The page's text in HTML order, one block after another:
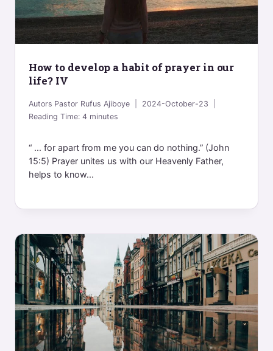
How to develop a habit of prayer in our
life? IV
Autors Pastor Rufus Ajiboye
2024-October-23
Reading Time:4 minutes
“ ... for apart from me you can do nothing.” (John
15:5) Prayer unites us with our Heavenly Father,
helps to know...